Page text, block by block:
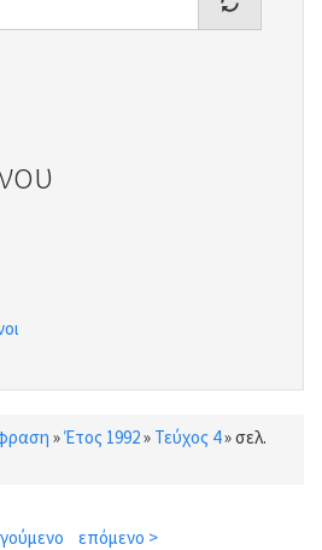
»Έτος 1992» Τεύχος 4»σελ.
επόμενο >